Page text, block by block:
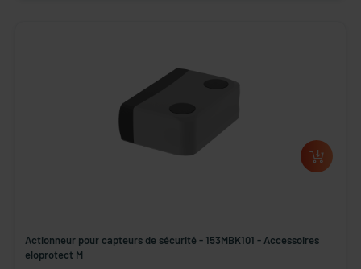
Actionneur pour capteurs de sécurité - 153MBK101 - Accessoires
eloprotect M